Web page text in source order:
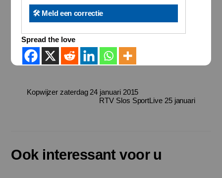
🛠️ Meld een correctie
Spread the love
Kopwijzer zaterdag 24 januari 2015
RTV Slos SportLive 25 januari
Ook interessant voor u